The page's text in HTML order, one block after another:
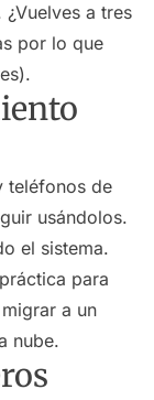
a tres
por lo que
teléfonos de
usándolos.
el sistema.
para
a un
nube.